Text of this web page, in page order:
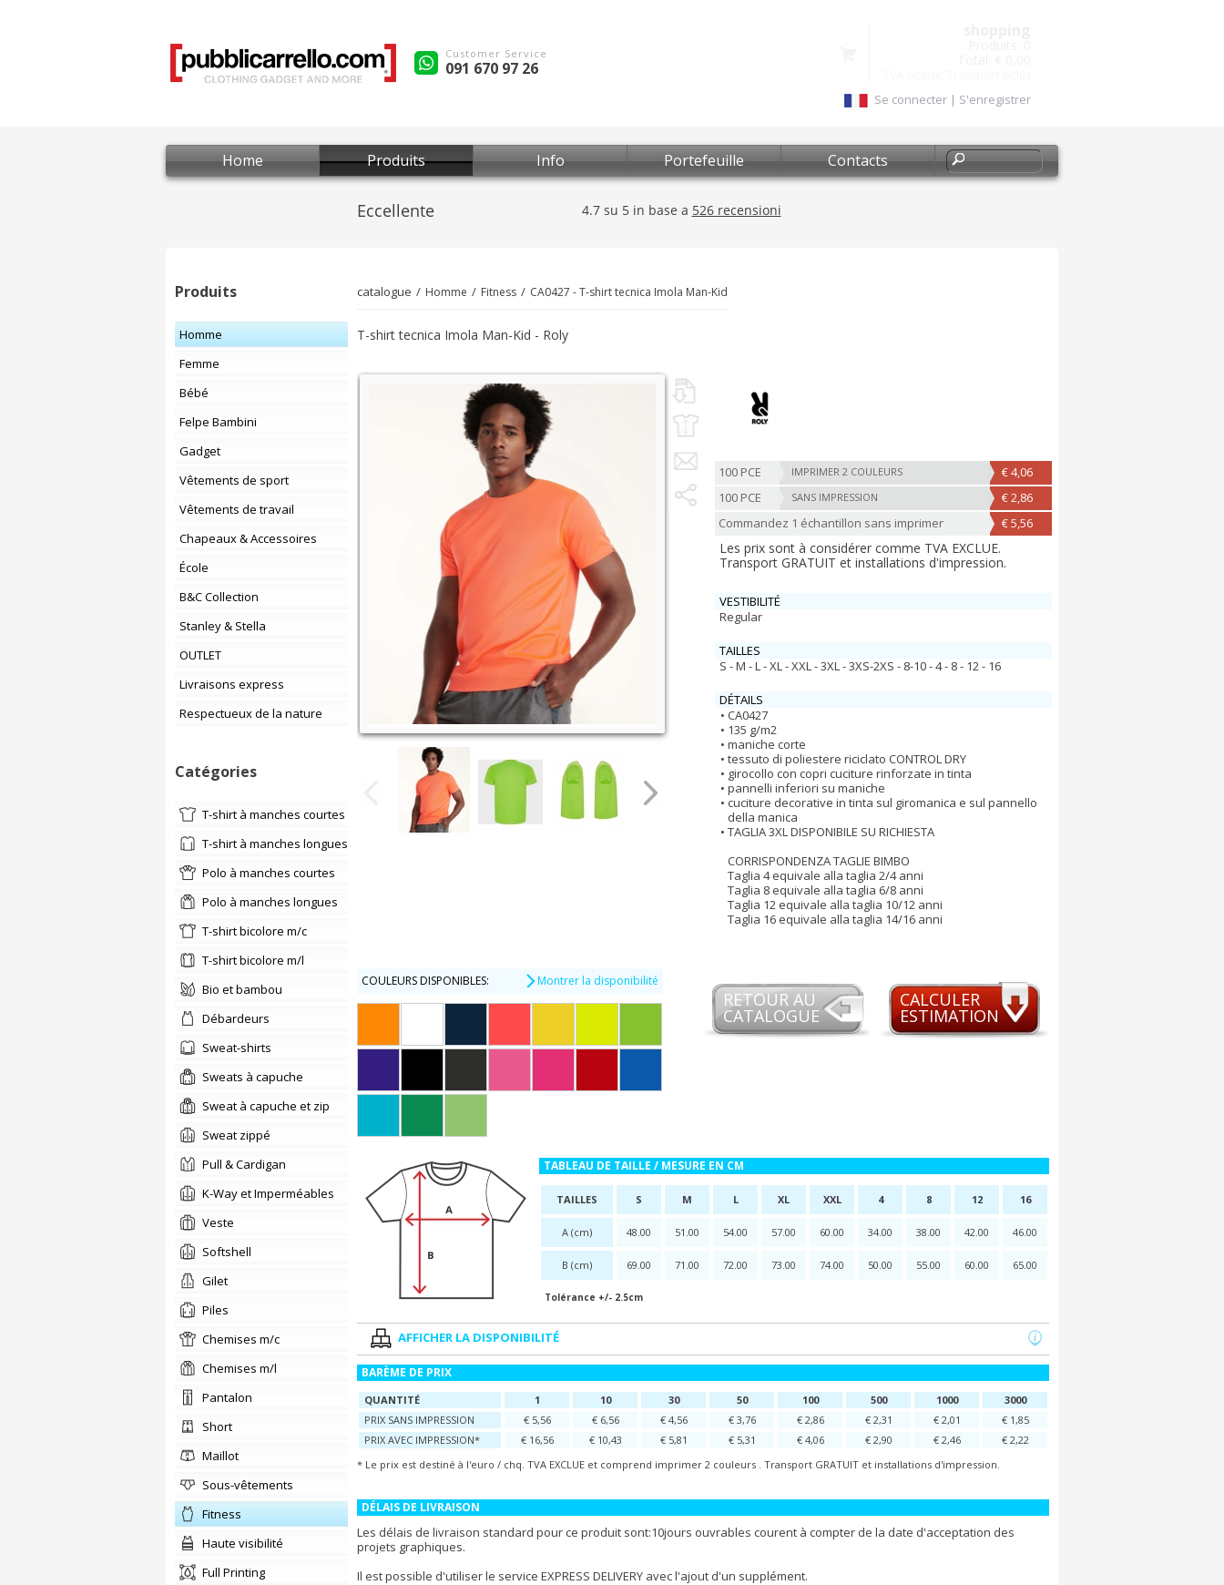
Customer Service
091 670 97 26
Se connecter | S'enregistrer
Home Produits Info Portefeuille Contacts
Produits
Homme
Femme
Bébé
Felpe Bambini
Gadget
Vêtements de sport
Vêtements de travail
Chapeaux & Accessoires
École
B&C Collection
Stanley & Stella
OUTLET
Livraisons express
Respectueux de la nature
Catégories
t-shirt à manches courtes
t-shirt à manches longues
polo à manches courtes
polo à manches longues
t-shirt bicolore m/c
t-shirt bicolore m/l
bio et bambou
Débardeurs
sweat-shirts
Sweats à capuche
Sweat à capuche et zip
Sweat zippé
Pull & Cardigan
K-Way et Imperméables
Veste
Softshell
Gilet
piles
chemises m/c
chemises m/l
Pantalon
Short
Maillot
Sous-vêtements
Fitness
Haute visibilité
Full Printing
catalogue Homme Fitness CA0427 - T-shirt tecnica Imola Man-Kid
T-shirt tecnica Imola Man-Kid - Roly
100 PCE IMPRIMER 2 COULEURS
€ 4,06
100 PCE
SANS IMPRESSION
€ 2,86
Commandez 1 échantillon sans imprimer
€ 5,56
Les prix sont à considérer comme TVA EXCLUE.
Transport GRATUIT et installations d'impression.
VESTIBILITÉ
Regular
TAILLES
S - M - L - XL - XXL - 3XL - 3XS-2XS - 8-10 - 4 - 8 - 12 - 16
DÉTAILS
CA0427
135 g/m2
maniche corte
tessuto di poliestere riciclato CONTROL DRY
girocollo con copri cuciture rinforzate in tinta
pannelli inferiori su maniche
cuciture decorative in tinta sul giromanica e sul pannello
della manica
TAGLIA 3XL DISPONIBILE SU RICHIESTA
CORRISPONDENZA TAGLIE BIMBO
Taglia 4 equivale alla taglia 2/4 anni
Taglia 8 equivale alla taglia 6/8 anni
Taglia 12 equivale alla taglia 10/12 anni
Taglia 16 equivale alla taglia 14/16 anni
COULEURS DISPONIBLES: Montrer la disponibilité
RETOUR AU
CATALOGUE
CALCULER
ESTIMATION
TABLEAU DE TAILLE / MESURE EN CM
TAILLES S M L XL XXL 4 8 12 16
A (cm) 48.00 51.00 54.00 57.00 60.00 34.00 38.00 42.00 46.00
B (cm) 69.00 71.00 72.00 73.00 74.00 50.00 55.00 60.00 65.00
Tolérance +/- 2.5cm
AFFICHER LA DISPONIBILITÉ
BARÈME DE PRIX
QUANTITÉ 1 10 30 50 100 500 1000
3000
PRIX SANS IMPRESSION
€ 5,56 € 6,56 € 4,56 € 3,76 € 2,86 € 2,31 € 2,01
€ 1,85
PRIX AVEC IMPRESSION*
€ 16,56 € 10,43 € 5,81 € 5,31 € 4,06 € 2,90 € 2,46
€ 2,22
* Le prix est destiné à l'euro / chq. TVA EXCLUE et comprend imprimer 2 couleurs . Transport GRATUIT et installations d'impression.
DÉLAIS DE LIVRAISON
Les délais de livraison standard pour ce produit sont:10jours ouvrables courent à compter de la date d'acceptation des
projets graphiques.
Il est possible d'utiliser le service EXPRESS DELIVERY avec l'ajout d'un supplément.